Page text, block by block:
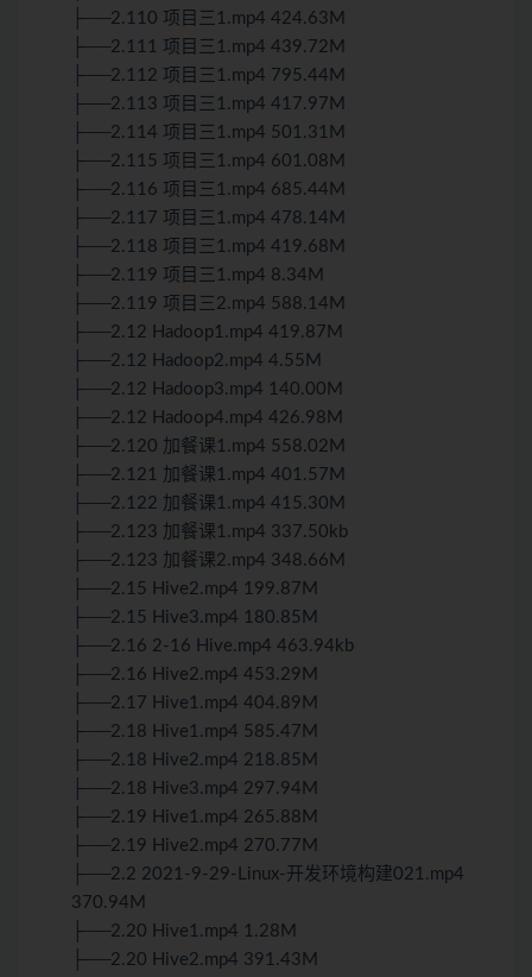
├──2.110 项目三1.mp4 424.63M
├──2.111 项目三1.mp4 439.72M
├──2.112 项目三1.mp4 795.44M
├──2.113 项目三1.mp4 417.97M
├──2.114 项目三1.mp4 501.31M
├──2.115 项目三1.mp4 601.08M
├──2.116 项目三1.mp4 685.44M
├──2.117 项目三1.mp4 478.14M
├──2.118 项目三1.mp4 419.68M
├──2.119 项目三1.mp4 8.34M
├──2.119 项目三2.mp4 588.14M
├──2.12 Hadoop1.mp4 419.87M
├──2.12 Hadoop2.mp4 4.55M
├──2.12 Hadoop3.mp4 140.00M
├──2.12 Hadoop4.mp4 426.98M
├──2.120 加餐课1.mp4 558.02M
├──2.121 加餐课1.mp4 401.57M
├──2.122 加餐课1.mp4 415.30M
├──2.123 加餐课1.mp4 337.50kb
├──2.123 加餐课2.mp4 348.66M
├──2.15 Hive2.mp4 199.87M
├──2.15 Hive3.mp4 180.85M
├──2.16 2-16 Hive.mp4 463.94kb
├──2.16 Hive2.mp4 453.29M
├──2.17 Hive1.mp4 404.89M
├──2.18 Hive1.mp4 585.47M
├──2.18 Hive2.mp4 218.85M
├──2.18 Hive3.mp4 297.94M
├──2.19 Hive1.mp4 265.88M
├──2.19 Hive2.mp4 270.77M
├──2.2 2021-9-29-Linux-开发环境构建021.mp4
370.94M
├──2.20 Hive1.mp4 1.28M
├──2.20 Hive2.mp4 391.43M